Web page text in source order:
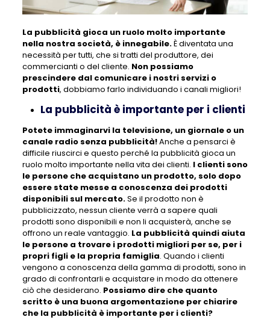
La pubblicità gioca un ruolo molto importante
nella nostra società, è innegabile.È diventata una
necessità per tutti, che si tratti del produttore, dei
commercianti o del cliente. Non possiamo
prescindere dal comunicare i nostri servizi o
prodotti, dobbiamo farlo individuando i canali migliori!
La pubblicità è importante per i clienti
Potete immaginarvi la televisione, un giornale o un
canale radio senza pubblicità!Anche a pensarci è
difficile riuscirci e questo perché la pubblicità gioca un
ruolo molto importante nella vita dei clienti. I clienti sono
le persone che acquistano un prodotto, solo dopo
essere state messe a conoscenza dei prodotti
disponibili sul mercato.Se il prodotto non è
pubblicizzato, nessun cliente verrà a sapere quali
prodotti sono disponibili e non li acquisterà, anche se
offrono un reale vantaggio. La pubblicità quindi aiuta
le persone a trovare i prodotti migliori per se, per i
propri figli e la propria famiglia. Quando i clienti
vengono a conoscenza della gamma di prodotti, sono in
grado di confrontarli e acquistare in modo da ottenere
ciò che desiderano. Possiamo dire che quanto
scritto è una buona argomentazione per chiarire
che la pubblicità è importante per i clienti?